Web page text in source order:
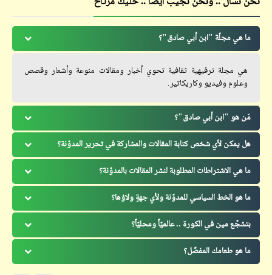
ما هي مجلّة "ابن أبي صادق"؟
هي مجلة ترفيهية ثقافية تحوي أخبار ومقالات منوعة وأشعار وقصص
وعلوم وفيديو وكاريكاتير.
مَن هو "ابن أبي صادق"؟
هل يمكن لأي شخص كتابة المقالات والمشاركة في تحرير المدوّنة؟
ما هي الاشتراطات المطلوبة لنشر المقالات بالمدوّنة؟
ما هو الخط السياسي للمدوّنة ولأي جهةٍ ولاؤها؟
بتشجّع مين في الكورة .. عالميّاً ومحليّاً؟
ما هو طعامك المفضّل؟